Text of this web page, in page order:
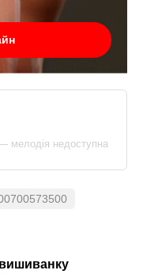
мелодія недоступна